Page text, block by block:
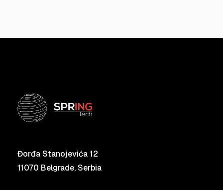
Đorđa Stanojevića 12
11070 Belgrade, Serbia